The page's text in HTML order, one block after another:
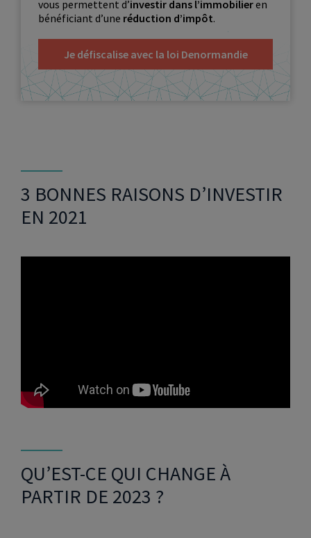
vous permettent d’investir dans l’immobilieren
bénéficiant d’une réduction d’impôt.
Je défiscalise avec la loi Denormandie
3 BONNES RAISONS D’INVESTIR
EN 2021
QU’EST-CE QUI CHANGE À
PARTIR DE 2023 ?